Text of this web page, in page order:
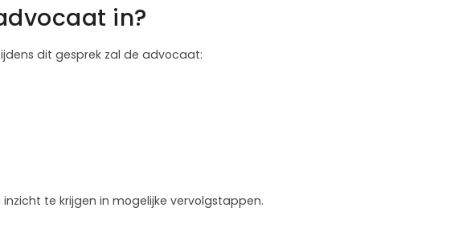
in?
dit gesprek zal de advocaat:
te krijgen in mogelijke vervolgstappen.